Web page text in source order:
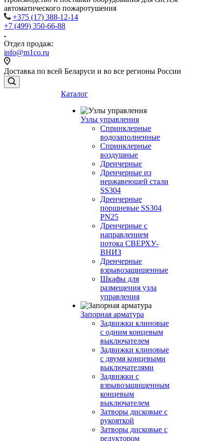
автоматического пожаротушения
+375 (17) 388-12-14
+7 (499) 350-66-88
Отдел продаж:
info@m1co.ru
Доставка по всей Беларуси и во все регионы России
Каталог
Узлы управления
Cпринклерные
водозаполненные
Cпринклерные
воздушные
Дренчерные
Дренчерные из
нержавеющей стали
SS304
Дренчерные
поршневые SS304
PN25
Дренчерные с
направлением
потока СВЕРХУ-
ВНИЗ
Дренчерные
взрывозащищенные
Шкафы для
размещения узла
управления
Запорная арматура
Задвижки клиновые
с одним концевым
выключателем
Задвижки клиновые
с двумя концевыми
выключателями
Задвижки с
взрывозащищенным
концевым
выключателем
Затворы дисковые с
рукояткой
Затворы дисковые с
редуктором